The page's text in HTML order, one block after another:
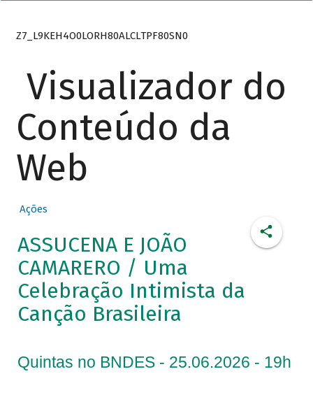
Z7_L9KEH4O0LORH80ALCLTPF80SN0
Visualizador do
Conteúdo da
Web
Ações
ASSUCENA E JOÃO
CAMARERO / Uma
Celebração Intimista da
Canção Brasileira
Quintas no BNDES - 25.06.2026 - 19h